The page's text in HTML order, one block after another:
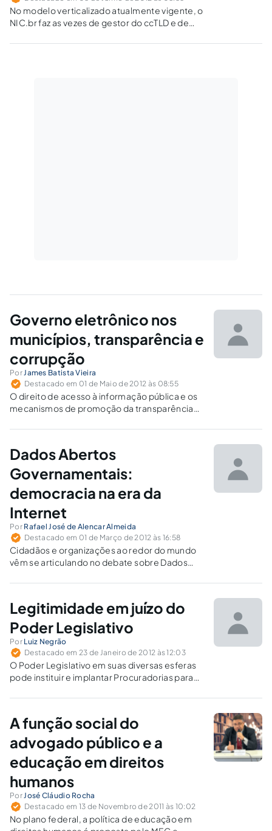
No modelo verticalizado atualmente vigente, o
NIC.br faz as vezes de gestor do ccTLD e de
multiplicidade de registradores no mercado
Governo eletrônico nos
municípios, transparência e
corrupção
PorJames Batista Vieira
Destacado em 01 de Maio de 2012 às 08:55
O direito de acesso à informação pública e os
mecanismos de promoção da transparência
instituições e da participação cidadã,
corrupção.
Dados Abertos
Governamentais:
democracia na era da
Internet
Por Rafael José de Alencar Almeida
Destacado em 01 de Março de 2012 às 16:58
Cidadãos e organizações ao redor do mundo
vêm se articulando no debate sobre Dados
públicas livres para qualquer pessoa acessar,
Legitimidade em juízo do
Poder Legislativo
Por Luiz Negrão
Destacado em 23 de Janeiro de 2012 às 12:03
O Poder Legislativo em suas diversas esferas
pode instituir e implantar Procuradorias para
cobrança judicial de dívidas com o Legislativo.
A função social do
advogado público e a
educação em direitos
humanos
PorJosé Cláudio Rocha
Destacado em 13 de Novembro de 2011 às 10:02
No plano federal, a política de educação em